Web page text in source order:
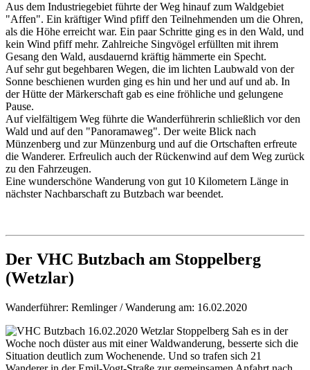
Aus dem Industriegebiet führte der Weg hinauf zum Waldgebiet
"Affen". Ein kräftiger Wind pfiff den Teilnehmenden um die Ohren,
als die Höhe erreicht war. Ein paar Schritte ging es in den Wald, und
kein Wind pfiff mehr. Zahlreiche Singvögel erfüllten mit ihrem
Gesang den Wald, ausdauernd kräftig hämmerte ein Specht.
Auf sehr gut begehbaren Wegen, die im lichten Laubwald von der
Sonne beschienen wurden ging es hin und her und auf und ab. In
der Hütte der Märkerschaft gab es eine fröhliche und gelungene
Pause.
Auf vielfältigem Weg führte die Wanderführerin schließlich vor den
Wald und auf den "Panoramaweg". Der weite Blick nach
Münzenberg und zur Münzenburg und auf die Ortschaften erfreute
die Wanderer. Erfreulich auch der Rückenwind auf dem Weg zurück
zu den Fahrzeugen.
Eine wunderschöne Wanderung von gut 10 Kilometern Länge in
nächster Nachbarschaft zu Butzbach war beendet.
Der VHC Butzbach am Stoppelberg
(Wetzlar)
Wanderführer: Remlinger / Wanderung am: 16.02.2020
Sah es in der
Woche noch düster aus mit einer Waldwanderung, besserte sich die
Situation deutlich zum Wochenende. Und so trafen sich 21